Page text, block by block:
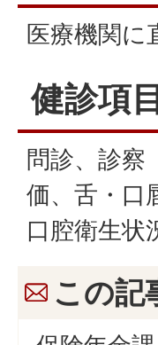
医療機関に
健診項
問診、診察
価、舌・口
口腔衛生状
この記